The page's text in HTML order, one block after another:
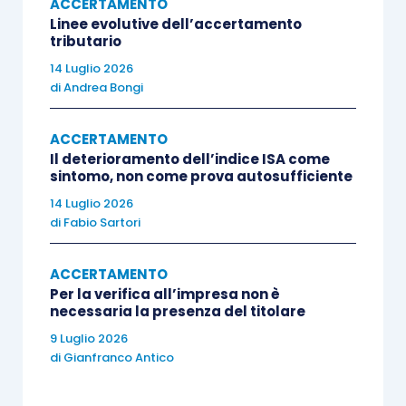
l’importanza di garantire che l’uso dell’intelligenza
artificialenon comprometta i diritti fondamentali
dei contribuentie vengano adottate procedure
cheriducano al minimo il rischio
dell’individuazione dei c.d. “falsi positivi”.
Nel frattempo, la giurisprudenza comunitaria e
quella nazionale iniziano a delineare i limiti ed i
confini entro i qualil’intelligenza artificiale può
essere legittimamente utilizzata
procedimenti amministrativi.
ACCERTAMENTO
Linee evolutive dell’accertamento
tributario
14 Luglio 2026
diAndrea Bongi
ACCERTAMENTO
Il deterioramento dell’indice ISA come
sintomo, non come prova autosufficiente
14 Luglio 2026
di Fabio Sartori
ACCERTAMENTO
Per la verifica all’impresa non è
necessaria la presenza del titolare
9 Luglio 2026
di Gianfranco Antico